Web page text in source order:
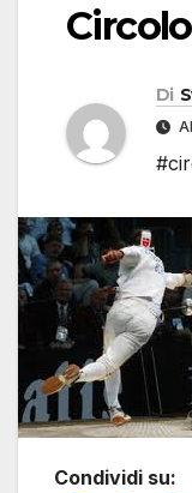
Di
Condividi su: